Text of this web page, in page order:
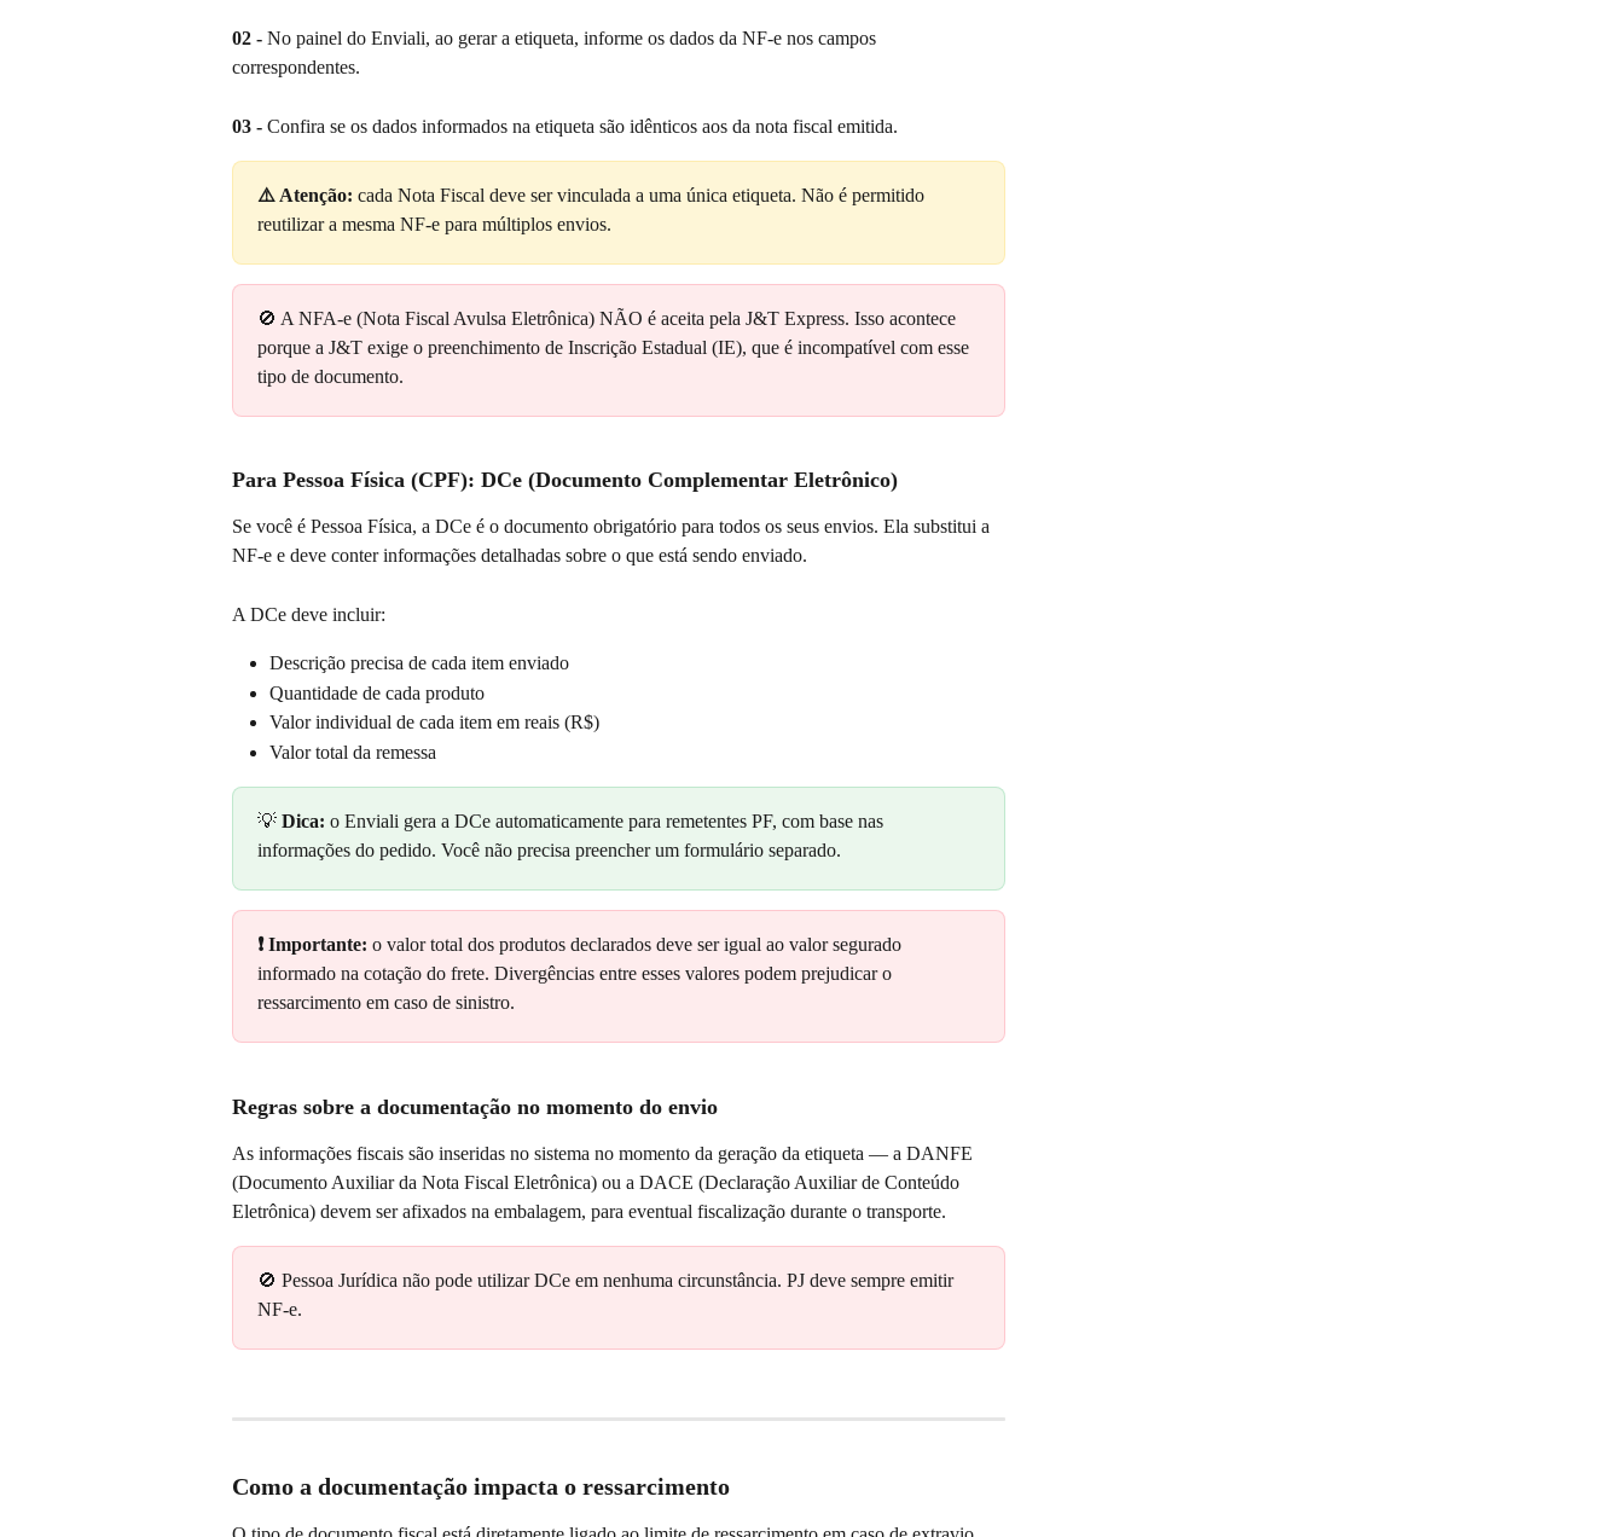
02 - No painel do Enviali, ao gerar a etiqueta, informe os dados da NF-e nos campos
correspondentes.
03 - Confira se os dados informados na etiqueta são idênticos aos da nota fiscal emitida.
⚠️ Atenção: cada Nota Fiscal deve ser vinculada a uma única etiqueta. Não é permitido
reutilizar a mesma NF-e para múltiplos envios.
🚫 A NFA-e (Nota Fiscal Avulsa Eletrônica) NÃO é aceita pela J&T Express. Isso acontece
porque a J&T exige o preenchimento de Inscrição Estadual (IE), que é incompatível com esse
tipo de documento.
Para Pessoa Física (CPF): DCe (Documento Complementar Eletrônico)
Se você é Pessoa Física, a DCe é o documento obrigatório para todos os seus envios. Ela substitui a
NF-e e deve conter informações detalhadas sobre o que está sendo enviado.
A DCe deve incluir:
Descrição precisa de cada item enviado
Quantidade de cada produto
Valor individual de cada item em reais (R$)
Valor total da remessa
💡 Dica: o Enviali gera a DCe automaticamente para remetentes PF, com base nas
informações do pedido. Você não precisa preencher um formulário separado.
❗ Importante: o valor total dos produtos declarados deve ser igual ao valor segurado
informado na cotação do frete. Divergências entre esses valores podem prejudicar o
ressarcimento em caso de sinistro.
Regras sobre a documentação no momento do envio
As informações fiscais são inseridas no sistema no momento da geração da etiqueta — a DANFE
(Documento Auxiliar da Nota Fiscal Eletrônica) ou a DACE (Declaração Auxiliar de Conteúdo
Eletrônica) devem ser afixados na embalagem, para eventual fiscalização durante o transporte.
🚫 Pessoa Jurídica não pode utilizar DCe em nenhuma circunstância. PJ deve sempre emitir
NF-e.
Como a documentação impacta o ressarcimento